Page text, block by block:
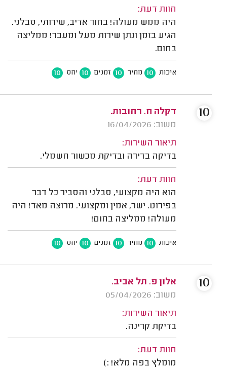
חוות דעת:
היה ממש מעולה! בחור אדיב, שירותי, סבלני.
הגיע בזמן ונתן שירות מעל ומעבר! ממליצה
בחום.
איכות 10 מחיר 10 זמנים 10 יחס 10
דקלה ח. רחובות.
משוב: 16/04/2026
תיאור השירות:
בדיקה בדירה ובדיקת מכשור חשמלי.
חוות דעת:
הוא היה מקצועי, סבלני והסביר כל דבר
בפירוט. ישר, אמין ומקצועי. מרוצה מאד! היה
מעולה! ממליצה בחום!
איכות 10 מחיר 10 זמנים 10 יחס 10
10
אלון פ. תל אביב.
משוב: 05/04/2026
תיאור השירות:
בדיקת קרינה.
חוות דעת:
מומלץ בפה מלא! :)
10